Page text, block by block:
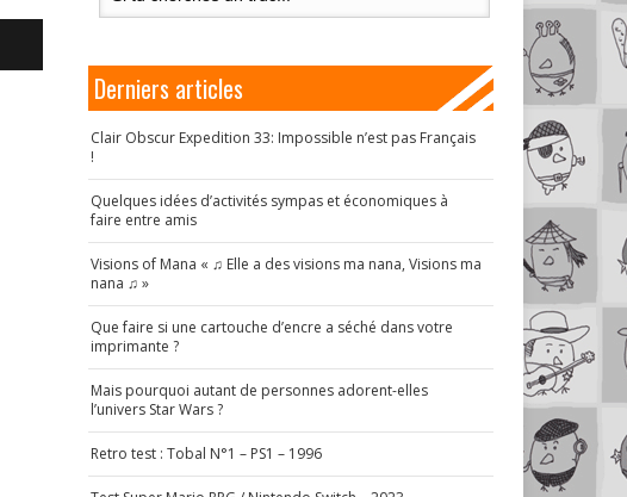
Derniers articles
Clair Obscur Expedition 33: Impossible n’est pas Français
!
Quelques idées d’activités sympas et économiques à
faire entre amis
Visions of Mana « ♫ Elle a des visions ma nana, Visions ma
nana ♫ »
Que faire si une cartouche d’encre a séché dans votre
imprimante ?
Mais pourquoi autant de personnes adorent-elles
l’univers Star Wars ?
Retro test : Tobal N°1 – PS1 – 1996